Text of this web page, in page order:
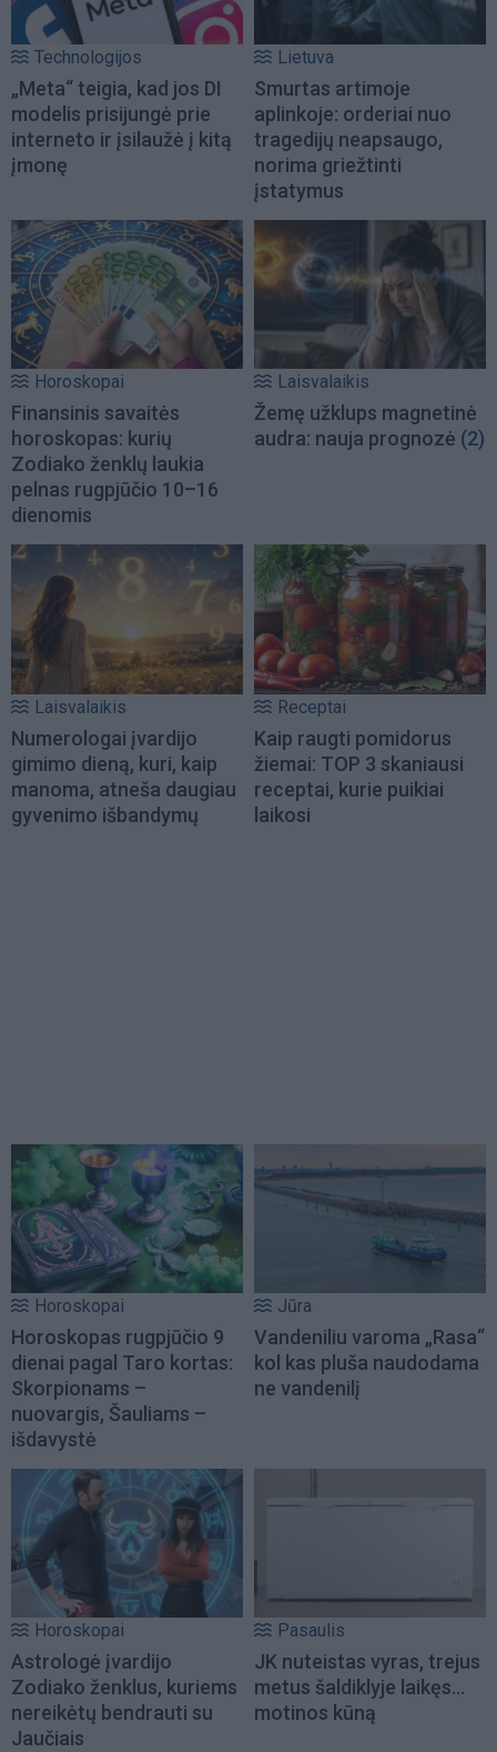
Technologijos
„Meta“ teigia, kad jos DI
modelis prisijungė prie
interneto ir įsilaužė į kitą
įmonę
Lietuva
Smurtas artimoje
aplinkoje: orderiai nuo
tragedijų neapsaugo,
norima griežtinti
įstatymus
Horoskopai
Finansinis savaitės
horoskopas: kurių
Zodiako ženklų laukia
pelnas rugpjūčio 10–16
dienomis
Laisvalaikis
Žemę užklups magnetinė
audra: nauja prognozė (2)
Laisvalaikis
Numerologai įvardijo
gimimo dieną, kuri, kaip
manoma, atneša daugiau
gyvenimo išbandymų
Receptai
Kaip raugti pomidorus
žiemai: TOP 3 skaniausi
receptai, kurie puikiai
laikosi
Horoskopai
Horoskopas rugpjūčio 9
dienai pagal Taro kortas:
Skorpionams –
nuovargis, Šauliams –
išdavystė
Jūra
Vandeniliu varoma „Rasa“
kol kas pluša naudodama
ne vandenilį
Horoskopai
Astrologė įvardijo
Zodiako ženklus, kuriems
nereikėtų bendrauti su
Jaučiais
Pasaulis
JK nuteistas vyras, trejus
metus šaldiklyje laikęs...
motinos kūną